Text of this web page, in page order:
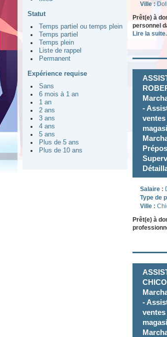
Statut
Temps partiel ou temps plein
Temps partiel
Temps plein
Liste de rappel
Permanent
Expérience requise
Sans
6 mois à 1 an
1 an
2 ans
3 ans
4 ans
5 ans
Plus de 5 ans
Plus de 10 ans
Ville :
Prêt(e) à
personnel
Lire la
-
Salaire :
Type de
Ville :
Prêt(e) à
-